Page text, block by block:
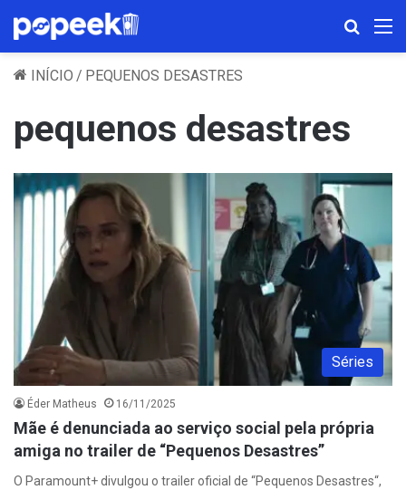
INÍCIO / PEQUENOS DESASTRES
pequenos desastres
Séries
Éder Matheus 16/11/2025
Mãe é denunciada ao serviço social pela própria
amiga no trailer de “Pequenos Desastres”
O Paramount+ divulgou o trailer oficial de “Pequenos Desastres“,